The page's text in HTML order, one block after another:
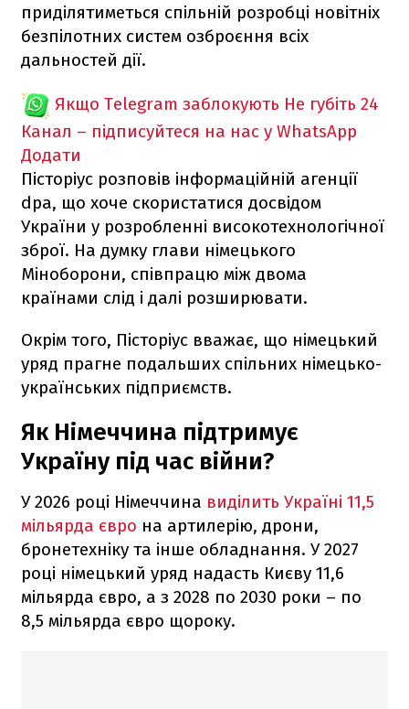
приділятиметься спільній розробці новітніх
безпілотних систем озброєння всіх
дальностей дії.
Якщо Telegram заблокують Не губіть 24
Канал – підписуйтеся на нас у WhatsApp
Додати
Пісторіус розповів інформаційній агенції
dpa, що хоче скористатися досвідом
України у розробленні високотехнологічної
зброї. На думку глави німецького
Міноборони, співпрацю між двома
країнами слід і далі розширювати.
Окрім того, Пісторіус вважає, що німецький
уряд прагне подальших спільних німецько-
українських підприємств.
Як Німеччина підтримує
Україну під час війни?
У 2026 році Німеччина виділить Україні 11,5
мільярда євро на артилерію, дрони,
бронетехніку та інше обладнання. У 2027
році німецький уряд надасть Києву 11,6
мільярда євро, а з 2028 по 2030 роки – по
8,5 мільярда євро щороку.